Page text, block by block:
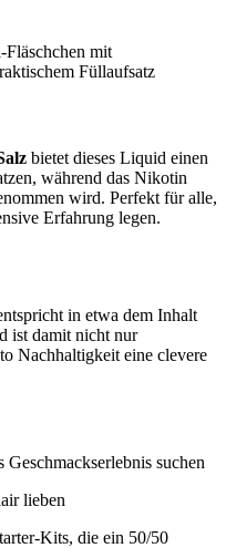
Fläschchen mit
Füllaufsatz
bietet dieses Liquid einen
während das Nikotin
wird. Perfekt für alle,
Erfahrung legen.
in etwa dem Inhalt
ist damit nicht nur
Nachhaltigkeit eine clevere
Geschmackserlebnis suchen
lieben
Kits, die ein 50/50